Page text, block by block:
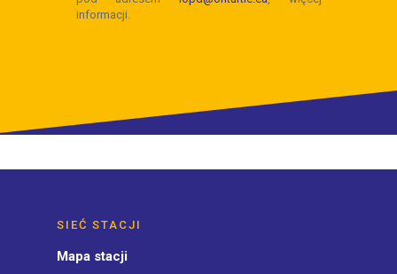
SIEĆ STACJI
Mapa stacji